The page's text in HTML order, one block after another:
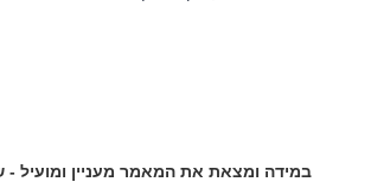
במידה ומצאת את המאמר מעניין ומועיל -
אודות המשרד